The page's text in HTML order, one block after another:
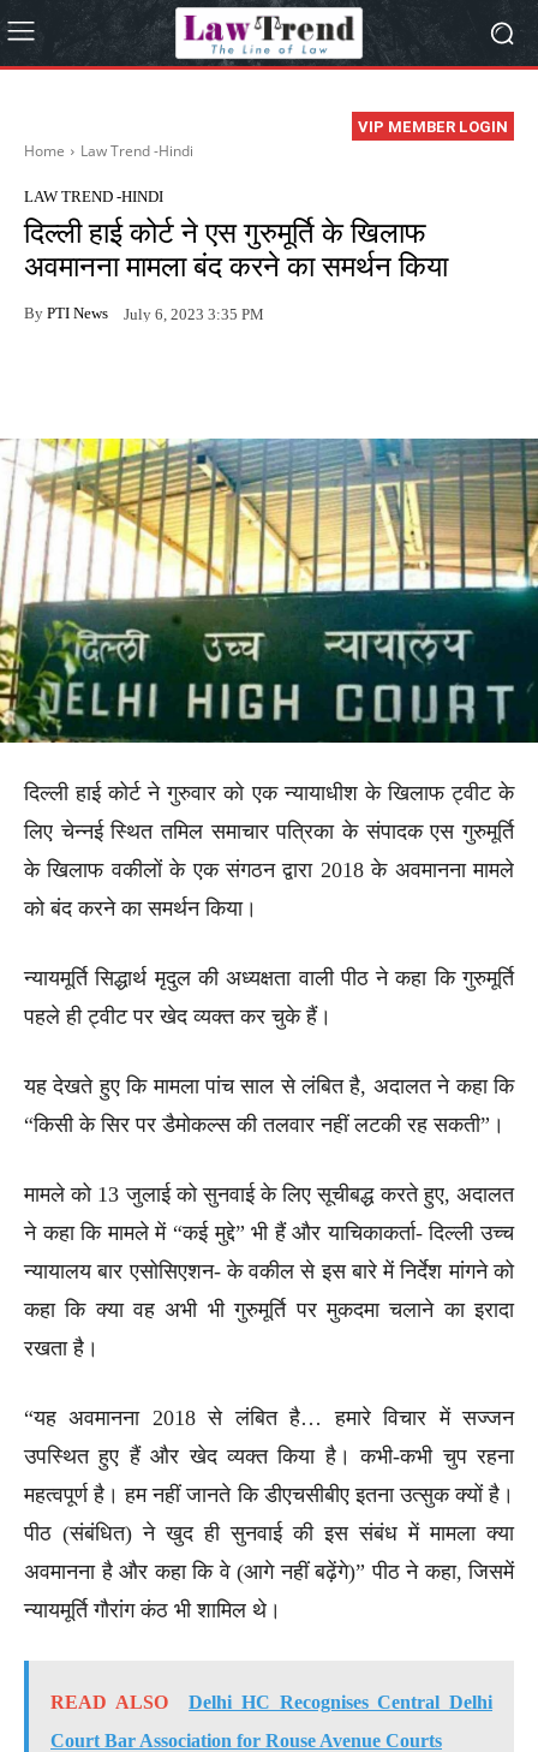
VIP MEMBER LOGIN
Home Law Trend -Hindi
LAW TREND -HINDI
दिल्ली हाई कोर्ट ने एस गुरुमूर्ति के खिलाफ
अवमानना मामला बंद करने का समर्थन किया
By PTI News July 6, 2023 3:35 PM
दिल्ली हाई कोर्ट ने गुरुवार को एक न्यायाधीश के खिलाफ ट्वीट के
लिए चेन्नई स्थित तमिल समाचार पत्रिका के संपादक एस गुरुमूर्ति
के खिलाफ वकीलों के एक संगठन द्वारा 2018 के अवमानना मामले
को बंद करने का समर्थन किया।
न्यायमूर्ति सिद्धार्थ मृदुल की अध्यक्षता वाली पीठ ने कहा कि गुरुमूर्ति
पहले ही ट्वीट पर खेद व्यक्त कर चुके हैं।
यह देखते हुए कि मामला पांच साल से लंबित है, अदालत ने कहा कि
“किसी के सिर पर डैमोकल्स की तलवार नहीं लटकी रह सकती”।
मामले को 13 जुलाई को सुनवाई के लिए सूचीबद्ध करते हुए, अदालत
ने कहा कि मामले में “कई मुद्दे” भी हैं और याचिकाकर्ता- दिल्ली उच्च
न्यायालय बार एसोसिएशन- के वकील से इस बारे में निर्देश मांगने को
कहा कि क्या वह अभी भी गुरुमूर्ति पर मुकदमा चलाने का इरादा
रखता है।
“यह अवमानना 2018 से लंबित है… हमारे विचार में सज्जन
उपस्थित हुए हैं और खेद व्यक्त किया है। कभी-कभी चुप रहना
महत्वपूर्ण है। हम नहीं जानते कि डीएचसीबीए इतना उत्सुक क्यों है।
पीठ (संबंधित) ने खुद ही सुनवाई की इस संबंध में मामला क्या
अवमानना है और कहा कि वे (आगे नहीं बढ़ेंगे)” पीठ ने कहा, जिसमें
न्यायमूर्ति गौरांग कंठ भी शामिल थे।
READ ALSO
Delhi HC Recognises Central Delhi
Court Bar Association for Rouse Avenue Courts